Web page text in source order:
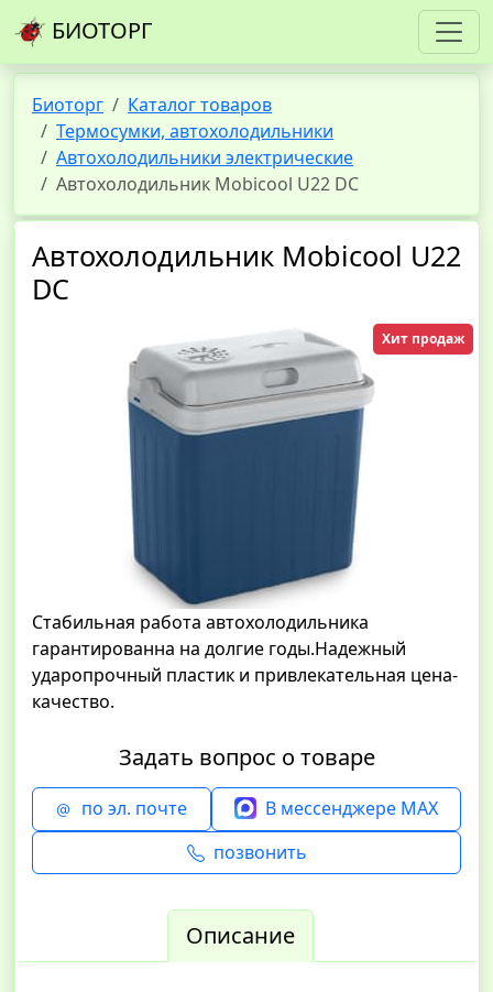
БИОТОРГ
Биоторг
Каталог товаров
Термосумки, автохолодильники
Автохолодильники электрические
Автохолодильник Mobicool U22 DC
Автохолодильник Mobicool U22
DC
Хит продаж
Стабильная работа автохолодильника
гарантированна на долгие годы.Надежный
ударопрочный пластик и привлекательная цена-
качество.
Задать вопрос о товаре
по эл. почте
В мессенджере MAX
позвонить
Описание